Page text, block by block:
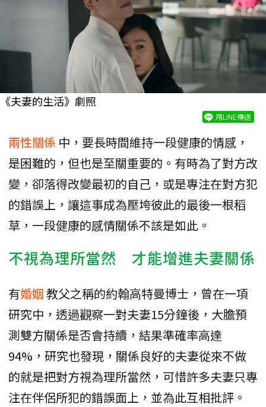
《夫妻的生活》劇照
用LINE傳送
兩性關係 中，要長時間維持一段健康的情感，
是困難的，但也是至關重要的。有時為了對方改
變，卻落得改變最初的自己，或是專注在對方犯
的錯誤上，讓這事成為壓垮彼此的最後一根稻
草，一段健康的感情關係不該是如此。
不視為理所當然 才能增進夫妻關係
有婚姻教父之稱的約翰高特曼博士，曾在一項
研究中，透過觀察一對夫妻15分鐘後，大膽預
測雙方關係是否會持續，結果準確率高達
94%，研究也發現，關係良好的夫妻從來不做
的就是把對方視為理所當然，可惜許多夫妻只專
注在伴侶所犯的錯誤面上，並為此互相批評。